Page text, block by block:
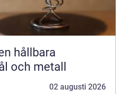
och metall
02 augusti 2026